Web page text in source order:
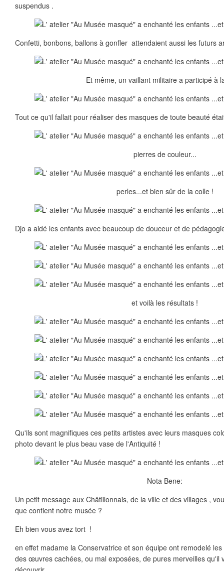
suspendus .
Confetti, bonbons, ballons à gonfler attendaient aussi les futurs
Et même, un vaillant militaire a participé à
Tout ce qu'il fallait pour réaliser des masques de toute beauté
pierres de couleur...
perles...et bien sûr de la colle !
Djo a aidé les enfants avec beaucoup de douceur et de
et voilà les résultats !
Qu'ils sont magnifiques ces petits artistes avec leurs masques
photo devant le plus beau vase de l'Antiquité !
Nota Bene:
Un petit message aux Châtillonnais, de la ville et des villages ,
que contient notre musée ?
Eh bien vous avez tort !
en effet madame la Conservatrice et son équipe ont remodelé
des œuvres cachées, ou mal exposées, de pures merveilles qu'il